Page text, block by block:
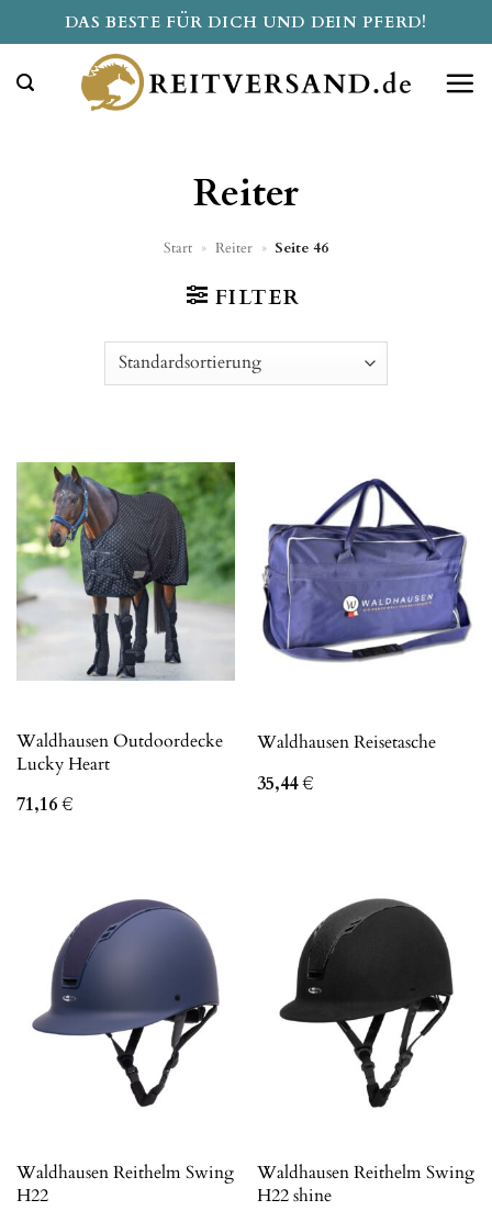
Inhalt
springen
DAS BESTE FÜR DICH UND DEIN PFERD!
Reiter
Start » Reiter » Seite 46
FILTER
Waldhausen Outdoordecke
Lucky Heart
71,16€
Waldhausen Reisetasche
35,44€
Waldhausen Reithelm Swing
H22
Waldhausen Reithelm Swing
H22 shine